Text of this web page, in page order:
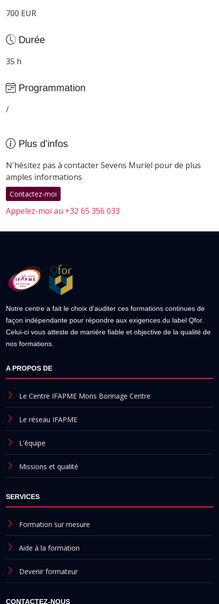
700 EUR
Durée
35 h
Programmation
/
Plus d'infos
N'hésitez pas à contacter Sevens Muriel pour de plus
amples informations
Contactez-moi
Appelez-moi au +32 65 356 033
Notre centre a fait le choix d'auditer ces formations continues de
façon indépendante pour répondre aux exigences du label Qfor.
Celui-ci vous atteste de manière fiable et objective de la qualité de
nos formations.
A PROPOS DE
Le Centre IFAPME Mons Borinage Centre
Le réseau IFAPME
L'équipe
Missions et qualité
SERVICES
Formation sur mesure
Aide à la formation
Devenir formateur
CONTACTEZ-NOUS